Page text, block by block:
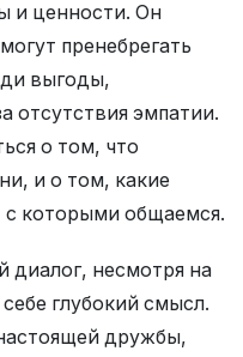
и ценности. Он
пренебрегать
выгоды,
отсутствия эмпатии.
о том, что
и о том, какие
которыми общаемся.
диалог, несмотря на
глубокий смысл.
дружбы,